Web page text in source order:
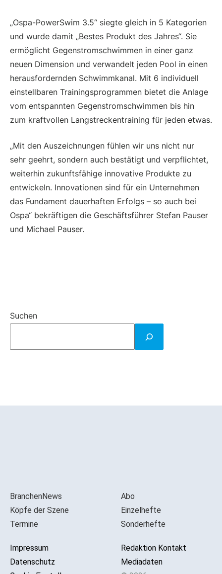
„Ospa-PowerSwim 3.5“ siegte gleich in 5 Kategorien
und wurde damit „Bestes Produkt des Jahres“. Sie
ermöglicht Gegenstromschwimmen in einer ganz
neuen Dimension und verwandelt jeden Pool in einen
herausfordernden Schwimmkanal. Mit 6 individuell
einstellbaren Trainingsprogrammen bietet die Anlage
vom entspannten Gegenstromschwimmen bis hin
zum kraftvollen Langstreckentraining für jeden etwas.
„Mit den Auszeichnungen fühlen wir uns nicht nur
sehr geehrt, sondern auch bestätigt und verpflichtet,
weiterhin zukunftsfähige innovative Produkte zu
entwickeln. Innovationen sind für ein Unternehmen
das Fundament dauerhaften Erfolgs – so auch bei
Ospa“ bekräftigen die Geschäftsführer Stefan Pauser
und Michael Pauser.
Suchen
BranchenNews
Köpfe der Szene
Termine
Impressum
Datenschutz
Abo
Einzelhefte
Sonderhefte
Redaktion Kontakt
Mediadaten